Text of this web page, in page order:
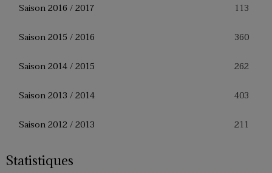
Saison 2016 / 2017 113
Saison 2015 / 2016 360
Saison 2014 / 2015 262
Saison 2013 / 2014 403
Saison 2012 / 2013 211
Statistiques